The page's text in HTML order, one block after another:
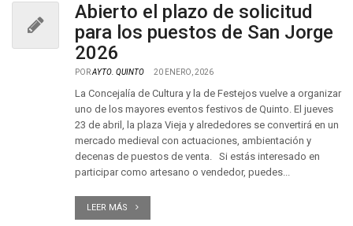
Abierto el plazo de solicitud
para los puestos de San Jorge
2026
PORAYTO. QUINTO 20 ENERO, 2026
La Concejalía de Cultura y la de Festejos vuelve a organizar
uno de los mayores eventos festivos de Quinto. El jueves
23 de abril, la plaza Vieja y alrededores se convertirá en un
mercado medieval con actuaciones, ambientación y
decenas de puestos de venta. Si estás interesado en
participar como artesano o vendedor, puedes...
LEER MÁS